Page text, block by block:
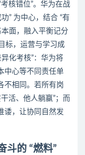
核错位”。华为在战
” 为中心，结合 “有
面，融入平衡记分
标，运营与学习成
化考核”：华为将
中心等不同责任单
不相同。若所有岗
活、他人躺赢”；而
诿，让协同自然发
斗的 “燃料”